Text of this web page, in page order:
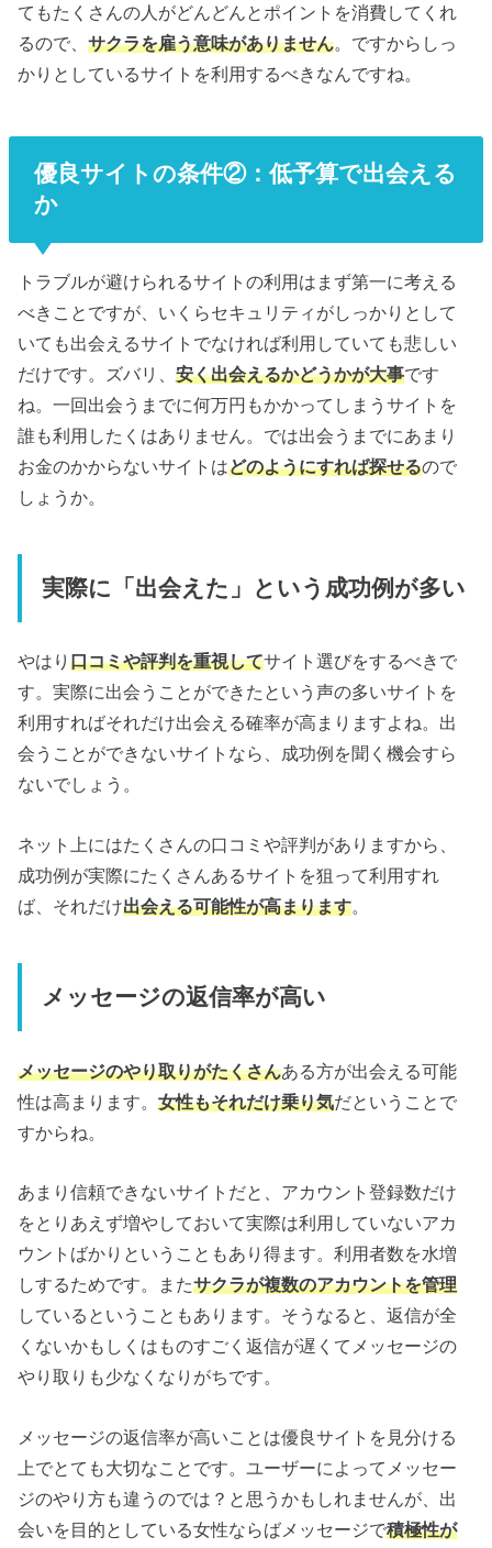
てもたくさんの人がどんどんとポイントを消費してくれ
るので、サクラを雇う意味がありません 。ですからしっ
かりとしているサイトを利用するべきなんですね。
優良サイトの条件②：低予算で出会える
か
トラブルが避けられるサイトの利用はまず第一に考える
べきことですが、いくらセキュリティがしっかりとして
いても出会えるサイトでなければ利用していても悲しい
だけです。ズバリ、安く出会えるかどうかが大事です
ね。一回出会うまでに何万円もかかってしまうサイトを
誰も利用したくはありません。では出会うまでにあまり
お金のかからないサイトはどのようにすれば探せるので
しょうか。
実際に「出会えた」という成功例が多い
やはり口コミや評判を重視してサイト選びをするべきで
す。実際に出会うことができたという声の多いサイトを
利用すればそれだけ出会える確率が高まりますよね。出
会うことができないサイトなら、成功例を聞く機会すら
ないでしょう。
ネット上にはたくさんの口コミや評判がありますから、
成功例が実際にたくさんあるサイトを狙って利用すれ
ば、それだけ出会える可能性が高まります。
メッセージの返信率が高い
メッセージのやり取りがたくさんある方が出会える可能
性は高まります。女性もそれだけ乗り気だということで
すからね。
あまり信頼できないサイトだと、アカウント登録数だけ
をとりあえず増やしておいて実際は利用していないアカ
ウントばかりということもあり得ます。利用者数を水増
しするためです。またサクラが複数のアカウントを管理
しているということもあります。そうなると、返信が全
くないかもしくはものすごく返信が遅くてメッセージの
やり取りも少なくなりがちです。
メッセージの返信率が高いことは優良サイトを見分ける
上でとても大切なことです。ユーザーによってメッセー
ジのやり方も違うのでは？と思うかもしれませんが、出
会いを目的としている女性ならばメッセージで積極性が